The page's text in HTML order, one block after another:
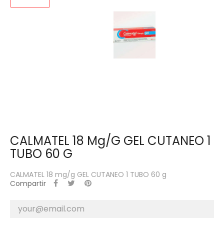
CALMATEL 18 Mg/g GEL CUTANEO 1
TUBO 60 G
CALMATEL 18 mg/g GEL CUTANEO 1 TUBO 60 g
Compartir